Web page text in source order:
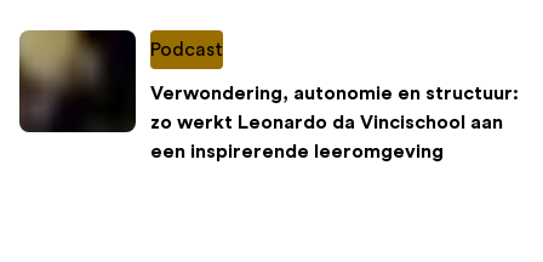
Podcast
Verwondering, autonomie en structuur:
zo werkt Leonardo da Vincischool aan
een inspirerende leeromgeving